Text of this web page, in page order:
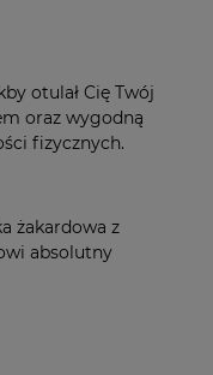
otulał Cię Twój
oraz wygodną
fizycznych.
żakardowa z
absolutny